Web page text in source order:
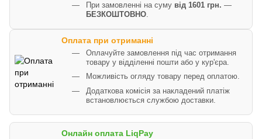
При замовленні на суму від 1601 грн. —
БЕЗКОШТОВНО
Оплата при отриманні
Оплачуйте замовлення під час отримання
товару у відділенні пошти або у кур'єра.
Можливість огляду товару перед оплатою.
Додаткова комісія за накладений платіж
встановлюється службою доставки.
Онлайн оплата LiqPay